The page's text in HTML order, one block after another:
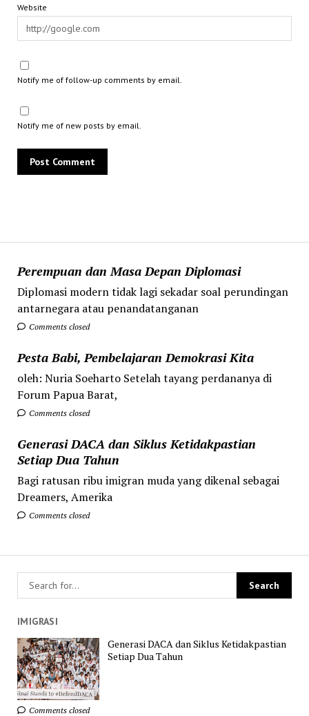
Perempuan dan Masa Depan Diplomasi
Diplomasi modern tidak lagi sekadar soal perundingan
antarnegara atau penandatanganan
Comments closed
Pesta Babi, Pembelajaran Demokrasi Kita
oleh: Nuria Soeharto Setelah tayang perdananya di
Forum Papua Barat,
Comments closed
Generasi DACA dan Siklus Ketidakpastian
Setiap Dua Tahun
Bagi ratusan ribu imigran muda yang dikenal sebagai
Dreamers, Amerika
Comments closed
Website
Notify me of follow-up comments by email.
Notify me of new posts by email.
IMIGRASI
Generasi DACA dan Siklus Ketidakpastian
Setiap Dua Tahun
Comments closed